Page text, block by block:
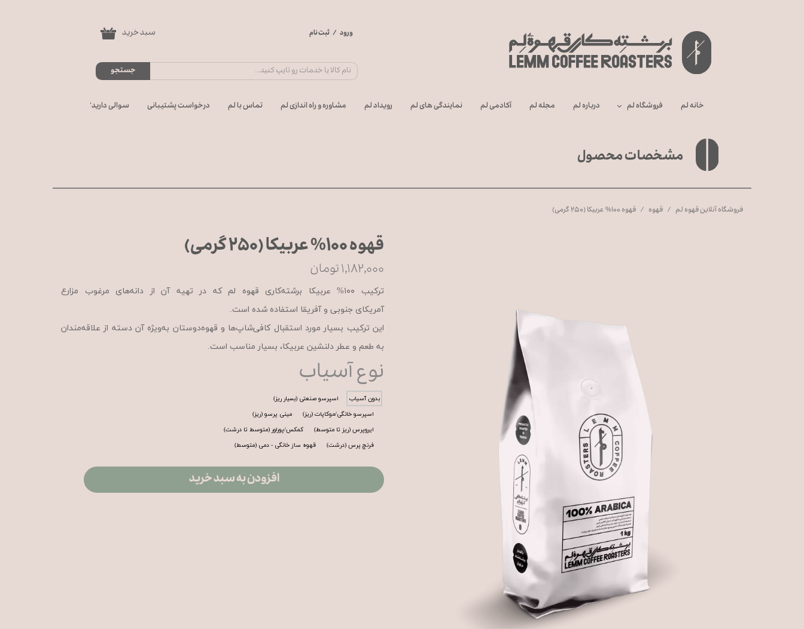
خانه لم فروشگاه لم درباره‌ لم مجله لم آکادمی لم نمایندگی های لم رویداد لم مشاوره و راه اندازی لم تماس با لم درخواست پشتیبانی سوالی دارید؟
ورود / ثبت نام
تغییر گذر واژه
سفارشات
۰ سبد خرید
جستجو
مشخصات محصول
فروشگاه آنلاین قهوه لم قهوه قهوه ۱۰۰% عربیکا (۲۵۰ گرمی)
قهوه ۱۰۰% عربیکا (۲۵۰ گرمی)
۱,۱۸۲,۰۰۰ تومان
ترکیب ۱۰۰% عربیکا برشته‌کاری قهوه لم که در تهیه آن از دانه‌های مرغوب مزارع
آمریکای جنوبی و آفریقا استفاده شده است.
این ترکیب بسیار مورد استقبال کافی‌شاپ‌ها و قهوه‌دوستان به‌ویژه آن دسته از علاقه‌مندان
به طعم و عطر دلنشین عربیکا، بسیار مناسب است.
نوع آسیاب
بدون آسیاب
اسپرسو صنعتی (بسیار ریز)
اسپرسو خانگی/موکاپات (ریز)
مینی پرسو (ریز)
ایروپرس (ریز تا متوسط)
کمکس/پوراور (متوسط تا درشت)
فرنچ پرس (درشت)
قهوه ساز خانگی - دمی (متوسط)
افزودن به سبد خرید